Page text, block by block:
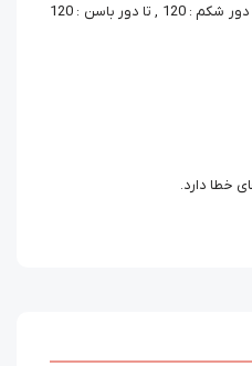
مناسب تا دور سینه : 122-120 , تا دور شکم : 120 , تا دور باسن : 120
خطا دارد.